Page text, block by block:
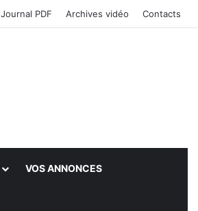
Journal PDF Archives vidéo Contacts
VOS ANNONCES